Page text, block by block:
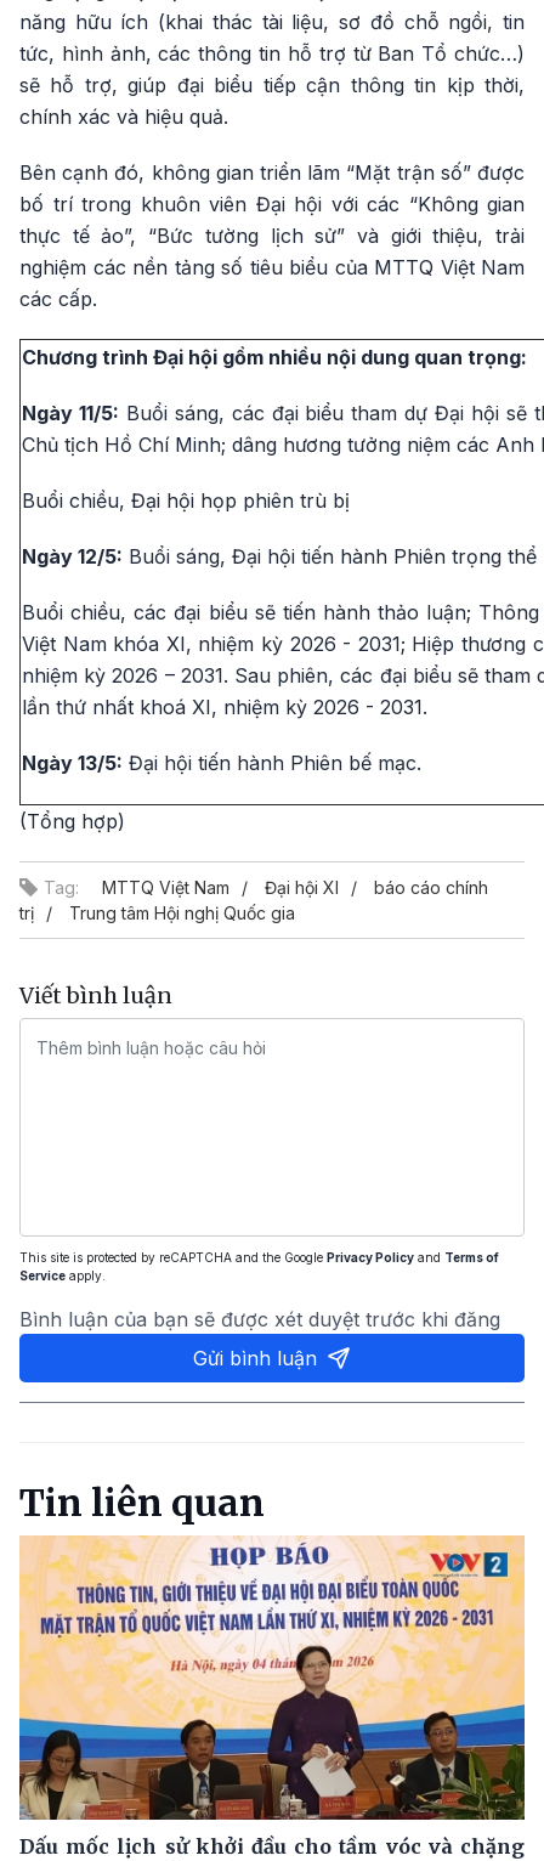
năng hữu ích (khai thác tài liệu, sơ đồ chỗ ngồi, tin
tức, hình ảnh, các thông tin hỗ trợ từ Ban Tổ chức…)
sẽ hỗ trợ, giúp đại biểu tiếp cận thông tin kịp thời,
chính xác và hiệu quả.
Bên cạnh đó, không gian triển lãm “Mặt trận số” được
bố trí trong khuôn viên Đại hội với các “Không gian
thực tế ảo”, “Bức tường lịch sử” và giới thiệu, trải
nghiệm các nền tảng số tiêu biểu của MTTQ Việt Nam
các cấp.
Chương trình Đại hội gồm nhiều nội dung quan trọng:
Ngày 11/5: Buổi sáng, các đại biểu tham dự Đại hội sẽ
Chủ tịch Hồ Chí Minh; dâng hương tưởng niệm các Anh
Buổi chiều, Đại hội họp phiên trù bị
Ngày 12/5: Buổi sáng, Đại hội tiến hành Phiên trọng thể
Buổi chiều, các đại biểu sẽ tiến hành thảo luận;
Việt Nam khóa XI, nhiệm kỳ 2026 - 2031; Hiệp
nhiệm kỳ 2026 – 2031. Sau phiên, các đại biểu sẽ
lần thứ nhất khoá XI, nhiệm kỳ 2026 - 2031.
Ngày 13/5: Đại hội tiến hành Phiên bế mạc.
(Tổng hợp)
Tag: MTTQ Việt Nam Đại hội XI
báo cáo chính
trị
Trung tâm Hội nghị Quốc gia
Viết bình luận
This site is protected by reCAPTCHA and the Google Privacy Policy and Terms of
Service apply.
Bình luận của bạn sẽ được xét duyệt trước khi đăng
Gửi bình luận
Tin liên quan
Dấu mốc lịch sử khởi đầu cho tầm vóc và chặng